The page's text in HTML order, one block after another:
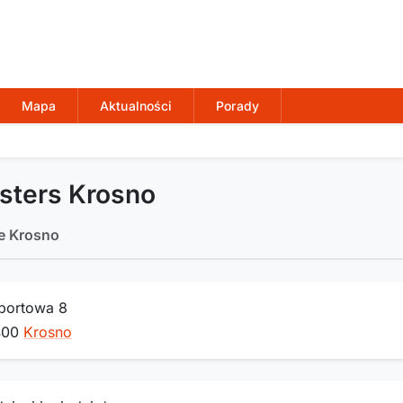
Mapa Aktualności Porady
Krosno
Krosno
8
Krosno